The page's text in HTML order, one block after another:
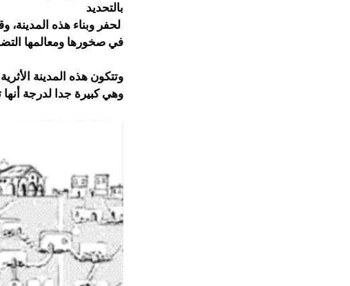
بالتحديد
لحفر وبناء هذه المدينة،
في صخورها ومعالمها
وتتكون هذه المدينة الأثرية العملاقة من 11 طابقا تحت
وهي كبيرة جدا لدرجة أنها تتسع لما